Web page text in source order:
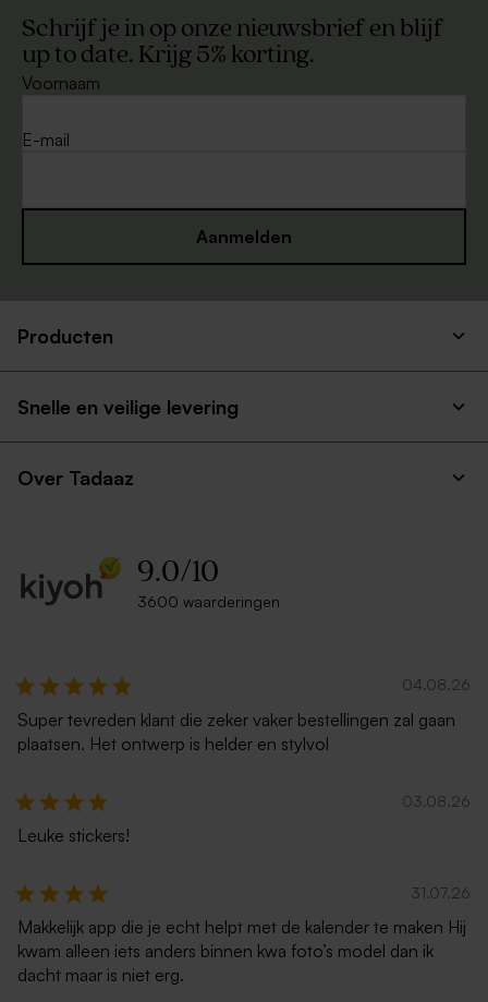
Schrijf je in op onze nieuwsbrief en blijf
up to date. Krijg 5% korting.
Voornaam
E-mail
Aanmelden
Producten
Snelle en veilige levering
Over Tadaaz
9.0/10
3600 waarderingen
04.08.26
Super tevreden klant die zeker vaker bestellingen zal gaan
plaatsen. Het ontwerp is helder en stylvol
03.08.26
Leuke stickers!
31.07.26
Makkelijk app die je echt helpt met de kalender te maken Hij
kwam alleen iets anders binnen kwa foto’s model dan ik
dacht maar is niet erg.